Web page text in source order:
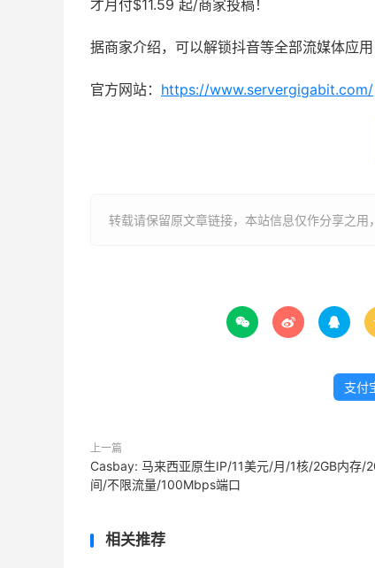
才月付$11.59 起/商家投稿！
据商家介绍，可以解锁抖音等全部流媒体应用
官方网站： https://www.servergigabit.com/
转载请保留原文章链接，本站信息仅作分享之
  
支付
上一篇
Casbay: 马来西亚原生IP/11美元/月/1核/2GB内存/
间/不限流量/100Mbps端口
相关推荐